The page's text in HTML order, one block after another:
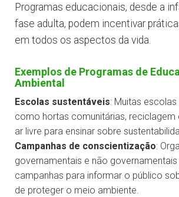
Programas educacionais, desde a
fase adulta, podem incentivar
em todos os aspectos da vida.
Exemplos de Programas de
Ambiental
Escolas sustentáveis: Muitas
como hortas comunitárias, reciclagem
ar livre para ensinar sobre
Campanhas de conscientização:
governamentais e não
campanhas para informar o público
de proteger o meio ambiente.